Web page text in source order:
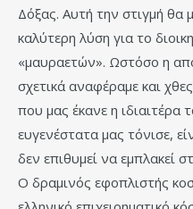
Δόξας. Αυτή την στιγμή θα
καλύτερη λύση για το
«μαυραετών». Ωστόσο η
σχετικά αναφέραμε και
που μας έκανε η ιδιαιτέρα
ευγενέστατα μας τόνισε,
δεν επιθυμεί να εμπλακεί
Ο δραμινός εφοπλιστής